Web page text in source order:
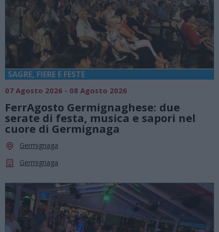
SAGRE, FIERE E FESTE
07 Agosto 2026 - 08 Agosto 2026
FerrAgosto Germignaghese: due
serate di festa, musica e sapori nel
cuore di Germignaga
Germignaga
Germignaga